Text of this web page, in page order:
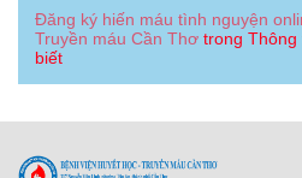
Đăng ký hiến máu tình nguyện
Truyền máu Cần Thơ trong Thông
biết